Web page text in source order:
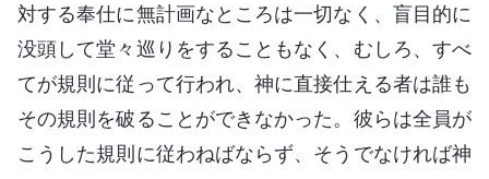
対する奉仕に無計画なところは一切なく、盲目的に
没頭して堂々巡りをすることもなく、むしろ、すべ
てが規則に従って行われ、神に直接仕える者は誰も
その規則を破ることができなかった。彼らは全員が
こうした規則に従わねばならず、そうでなければ神